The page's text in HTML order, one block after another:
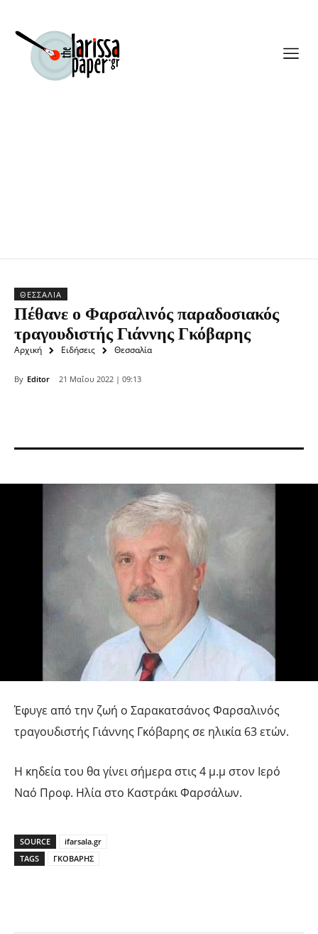
ΘΕΣΣΑΛΊΑ
Πέθανε ο Φαρσαλινός παραδοσιακός
τραγουδιστής Γιάννης Γκόβαρης
Αρχική Ειδήσεις Θεσσαλία
By Editor 21 Μαΐου 2022 | 09:13
Έφυγε από την ζωή ο Σαρακατσάνος Φαρσαλινός
τραγουδιστής Γιάννης Γκόβαρης σε ηλικία 63 ετών.
Η κηδεία του θα γίνει σήμερα στις 4 μ.μ στον Ιερό
Ναό Προφ. Ηλία στο Καστράκι Φαρσάλων.
SOURCE
ifarsala.gr
TAGS
ΓΚΟΒΑΡΗΣ